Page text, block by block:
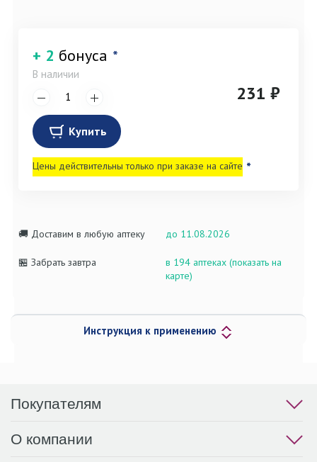
+ 2 бонуса *
В наличии
231 ₽
Купить
Цены действительны только при заказе на сайте *
🚚 Доставим в любую аптеку до 11.08.2026
🏪 Забрать завтра
в 194 аптеках (показать на
карте)
Инструкция к применению
Покупателям
О компании